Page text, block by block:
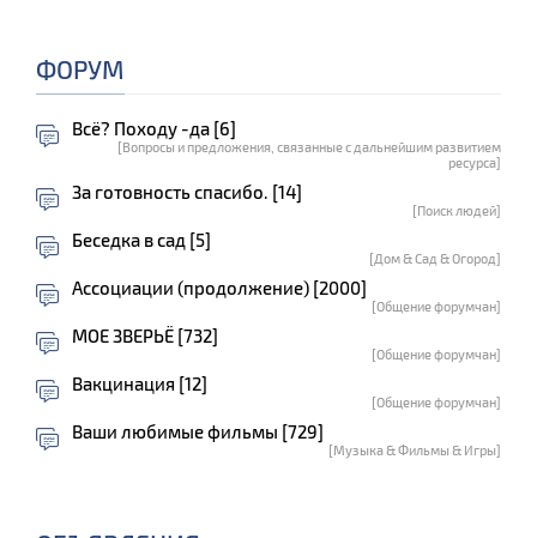
ФОРУМ
Всё? Походу -да [6]
[Вопросы и предложения, связанные с дальнейшим развитием
ресурса]
За готовность спасибо. [14]
[Поиск людей]
Беседка в сад [5]
[Дом & Сад & Огород]
Ассоциации (продолжение) [2000]
[Общение форумчан]
МОЕ ЗВЕРЬЁ [732]
[Общение форумчан]
Вакцинация [12]
[Общение форумчан]
Ваши любимые фильмы [729]
[Музыка & Фильмы & Игры]